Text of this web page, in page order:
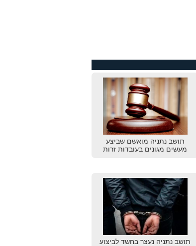
תושב נתניה מואשם שביצע
מעשים מגונים בעובדות זרות
תושב נתניה נעצר בחשד לביצוע